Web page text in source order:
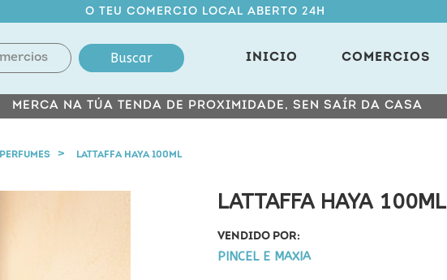
O TEU COMERCIO LOCAL ABERTO 24H
Buscar INICIO COMERCIOS
MERCA NA TÚA TENDA DE PROXIMIDADE, SEN SAÍR DA CASA
PERFUMES LATTAFFA HAYA 100ML
LATTAFFA HAYA 100ML
VENDIDO POR:
PINCEL E MAXIA